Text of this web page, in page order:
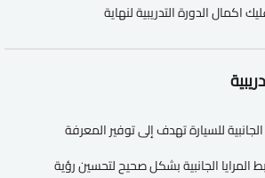
اكمال الدورة التدريبية لنهاية
للسيارة تهدف إلى توفير المعرفة
المرايا الجانبية بشكل صحيح لتحسين رؤية